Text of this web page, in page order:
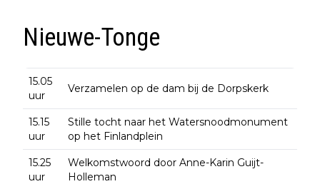
Nieuwe-Tonge
15.05
uur
Verzamelen op de dam bij de Dorpskerk
15.15
uur
Stille tocht naar het Watersnoodmonument
op het Finlandplein
15.25
uur
Welkomstwoord door Anne-Karin Guijt-
Holleman